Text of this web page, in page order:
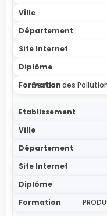
Gestion des